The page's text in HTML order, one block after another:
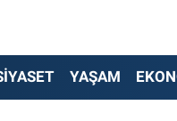
YAŞAM